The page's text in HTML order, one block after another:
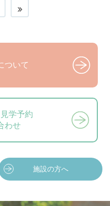
ついて
学予約
わせ
施設の方へ